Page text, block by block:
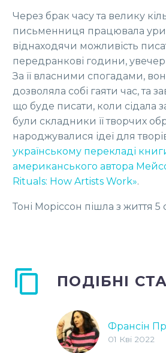
Через брак часу та велику
письменниця працювала
віднаходячи можливість
передранкові години,
За її власними спогадами,
дозволяла собі гаяти час, та
що буде писати, коли сідала
були складники її творчих
народжувалися ідеї для
українському перекладі
американського автора
Rituals: How Artists Work».
Тоні Моріссон пішла з життя 5
ПОДІБНІ
Франсін
01 Кві 2022